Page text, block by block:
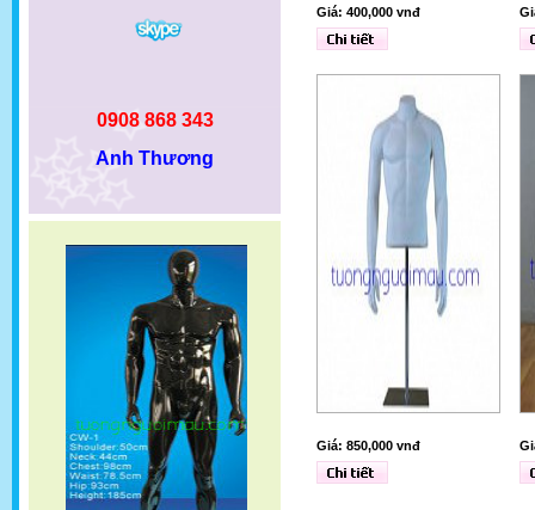
0908 868 343
Anh Thương
Giá: 400,000 vnđ
Giá: 850,000 vnđ